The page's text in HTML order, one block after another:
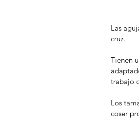
Las
cruz.
Tienen
trabajo
Los
coser